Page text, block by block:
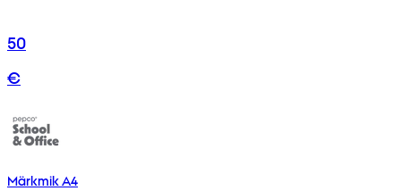
50
€
Märkmik A4